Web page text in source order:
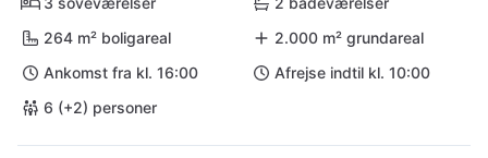
264 m² boligareal
2.000 m² grundareal
Ankomst fra kl. 16:00
Afrejse indtil kl. 10:00
6 (+2) personer